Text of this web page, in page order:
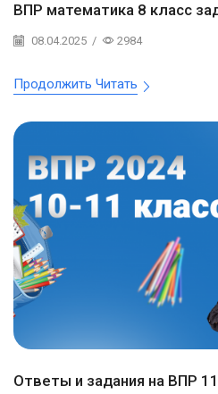
ВПР математика 8 класс
08.04.2025 / 2984
Продолжить Читать
Ответы и задания на ВПР